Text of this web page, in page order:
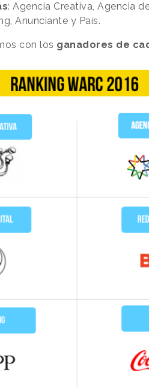
: Agencia Creativa, Agencia
Anunciante y País.
con los ganadores de